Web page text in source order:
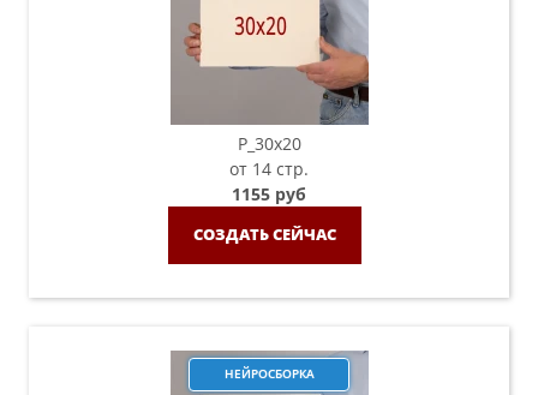
P_30х20
от 14 стр.
1155 руб
СОЗДАТЬ СЕЙЧАС
НЕЙРОСБОРКА